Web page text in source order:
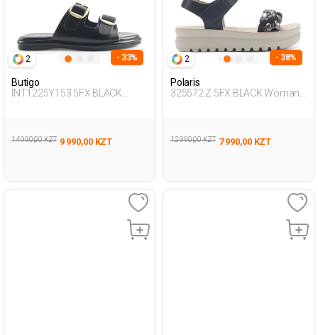
2 - 33%
Butigo
INT1225Y153 5FX BLACK
14 990,00 KZT 9 990,00 KZT
2 - 38%
Polaris
325572.Z 5FX BLACK Woman
12 990,00 KZT 7 990,00 KZT